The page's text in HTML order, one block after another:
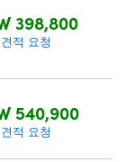
398,800
견적 요청
540,900
견적 요청